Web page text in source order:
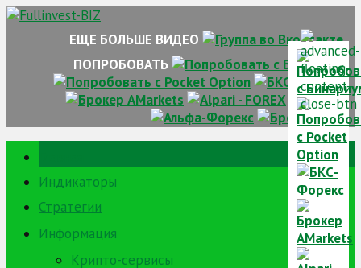
Skip
ЕЩЕ БОЛЬШЕ ВИДЕО
ПОПРОБОВАТЬ
Индикаторы
Стратегии
Информация
Крипто-сервисы